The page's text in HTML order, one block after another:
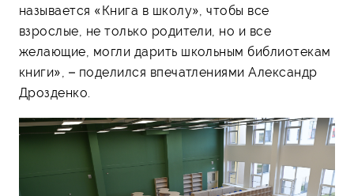
называется «Книга в школу», чтобы все
взрослые, не только родители, но и все
желающие, могли дарить школьным библиотекам
книги», – поделился впечатлениями Александр
Дрозденко.